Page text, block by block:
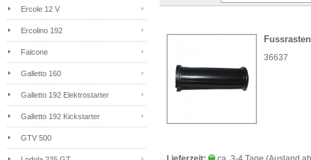
36637
Ercole 12 V
Ercolino 192
Falcone
Galletto 160
Galletto 192 Elektrostarter
Galletto 192 Kickstarter
GTV 500